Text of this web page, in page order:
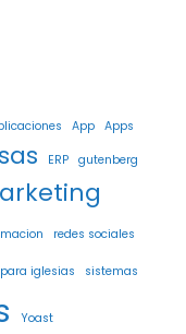
App Apps
ERP gutenberg
redes sociales
iglesias sistemas
Yoast